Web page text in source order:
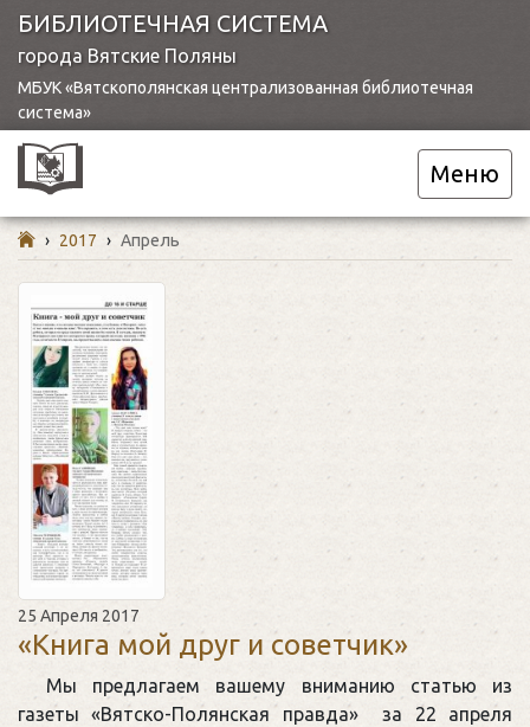
БИБЛИОТЕЧНАЯ СИСТЕМА
города Вятские Поляны
МБУК «Вятскополянская централизованная библиотечная
система»
Меню
› 2017 › Апрель
25 Апреля 2017
«Книга мой друг и советчик»
Мы предлагаем вашему вниманию статью из
газеты «Вятско-Полянская правда» за 22 апреля